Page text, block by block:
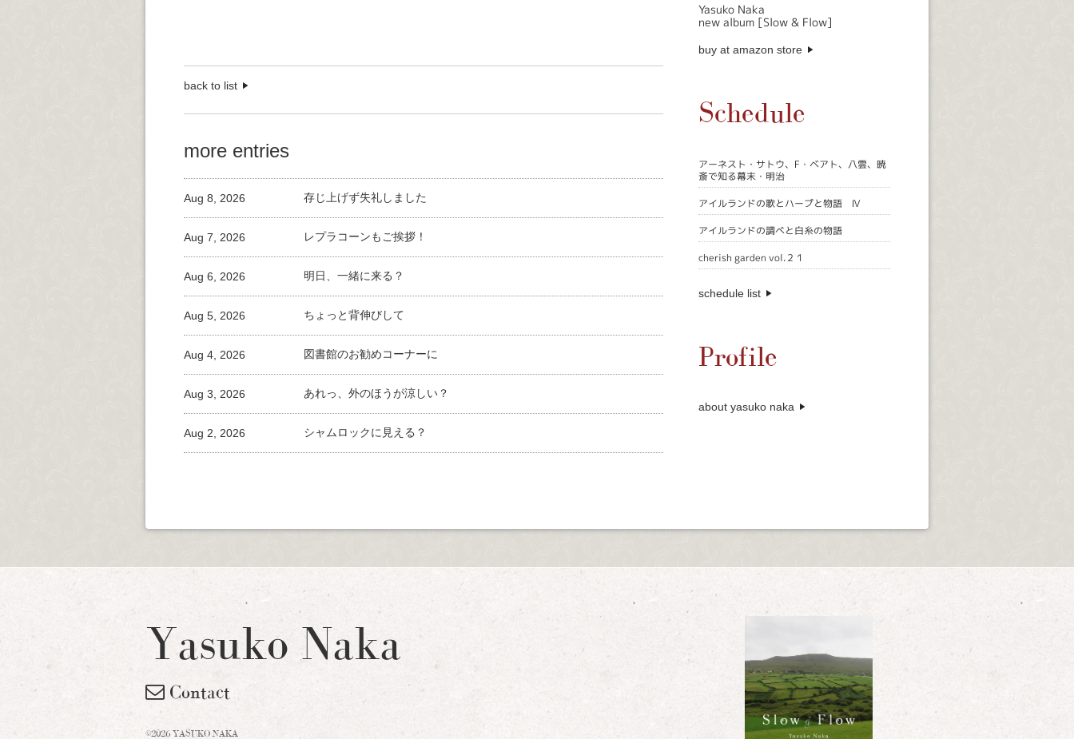
back to list
more entries
存じ上げず失礼しました
Aug 8, 2026
レプラコーンもご挨拶！
Aug 7, 2026
明日、一緒に来る？
Aug 6, 2026
ちょっと背伸びして
Aug 5, 2026
図書館のお勧めコーナーに
Aug 4, 2026
あれっ、外のほうが涼しい？
Aug 3, 2026
シャムロックに見える？
Aug 2, 2026
Yasuko Naka
new album [Slow & Flow]
buy at amazon store
Schedule
アーネスト・サトウ、F・ベアト、八雲、暁
斎で知る幕末・明治
アイルランドの歌とハープと物語 Ⅳ
アイルランドの調べと白糸の物語
cherish garden vol.２１
schedule list
Profile
about yasuko naka
Yasuko Naka
Contact
©2026 YASUKO NAKA